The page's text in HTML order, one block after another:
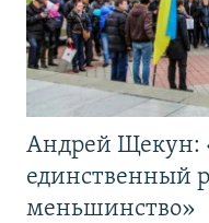
Андрей Щекун:
единственный
меньшинство»